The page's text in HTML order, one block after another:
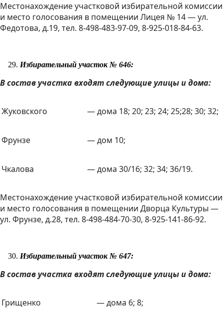
Местонахождение участковой избирательной комиссии
и место голосования в помещении Лицея № 14 — ул.
Федотова, д.19, тел. 8-498-483-97-09, 8-925-018-84-63.
Избирательный участок № 646:
В состав участка входят следующие улицы и дома:
Жуковского — дома 18; 20; 23; 24; 25;28; 30; 32;
Фрунзе — дом 10;
Чкалова — дома 30/16; 32; 34; 36/19.
Местонахождение участковой избирательной комиссии
и место голосования в помещении Дворца Культуры —
ул. Фрунзе, д.28, тел. 8-498-484-70-30, 8-925-141-86-92.
Избирательный участок № 647:
В состав участка входят следующие улицы и дома:
Грищенко — дома 6; 8;